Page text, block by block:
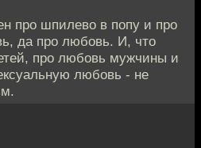
про шпилево в попу и про
да про любовь. И, что
про любовь мужчины и
любовь - не